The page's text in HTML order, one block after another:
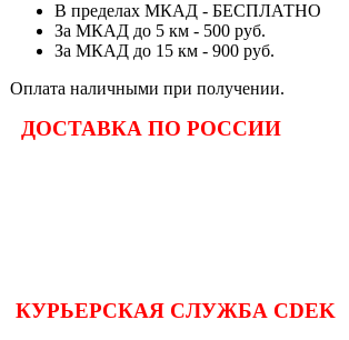
В пределах МКАД - БЕСПЛАТНО
За МКАД до 5 км - 500 руб.
За МКАД до 15 км - 900 руб.
Оплата наличными при получении.
ДОСТАВКА ПО РОССИИ
КУРЬЕРСКАЯ СЛУЖБА CDEK